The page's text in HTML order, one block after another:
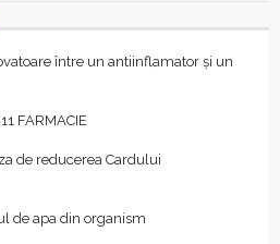
între un antiinflamator și un
FARMACIE
de reducerea Cardului
de apa din organism